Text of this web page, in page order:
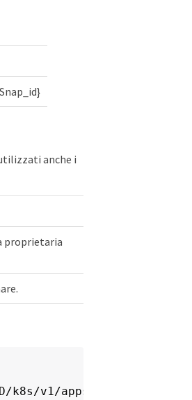
anche i
proprietaria
v1/apps/$APP_ID/